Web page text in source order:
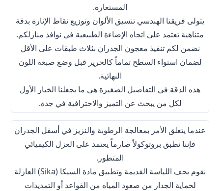
المستعارة.
يتولى فريقنا الهندسي تنسيق الألوان وتوزيع نقاط الإنارة بدقة
متناهية تعتمد على اتجاه الإضاءة الطبيعية في نوافذ منازلكم.
نضمن لكم تنفيذ معجون الجدران بثلاث طبقات على الأقل
لضمان استواء السطح تماماً كالحرير قبل وضع صبغة اللون
النهائية.
هذه الدقة في التفاصيل الصغيرة هي ما يجعلنا الخيار الأول
لكل من يبحث عن التميز والاحترافية في جدة.
عندما يتعلق الأمر بمعالجة الرطوبة والنزيز في أسفل الجدران
فإننا نطبق بروتوكولاً صارماً يعتمد على العزل الكيميائي
المتطور.
نقوم بحف اللياسة القديمة وتطبيق مادة السيكا (Sika) العازلة
لحماية الجدار من صعود المياه من القواعد أو التمديدات